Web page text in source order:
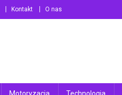
Kontakt O nas